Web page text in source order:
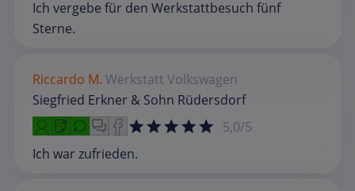
Ich vergebe für den Werkstattbesuch fünf
Sterne.
Riccardo M. Werkstatt Volkswagen
Siegfried Erkner & Sohn Rüdersdorf
5,0/5
Ich war zufrieden.